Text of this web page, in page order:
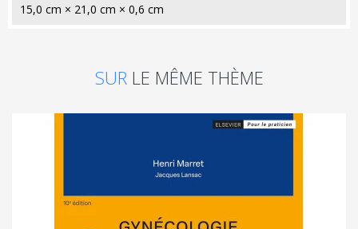
15,0 cm × 21,0 cm × 0,6 cm
SUR LE MÊME THÈME